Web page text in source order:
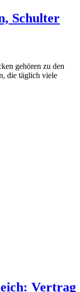
Schulter
gehören zu den
die täglich viele
Vertrag